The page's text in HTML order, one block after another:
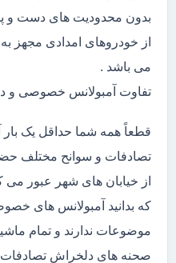
بدون محدودیت های دست و
از خودروهای امدادی مجهز
می باشد .
تفاوت آمبولانس خصوصی و
قطعاً همه شما حداقل یک بار
تصادفات و سوانح مختلف
از خیابان های شهر عبور می
که بدانید آمبولانس های
موضوعات ندارند و تمام
صحنه های دلخراش تصادفات